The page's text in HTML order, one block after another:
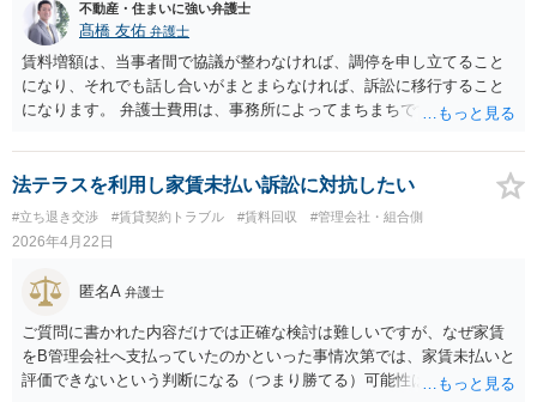
不動産・住まいに強い弁護士
髙橋 友佑 弁護士
賃料増額は、当事者間で協議が整わなければ、調停を申し立てること
になり、それでも話し合いがまとまらなければ、訴訟に移行すること
になります。 弁護士費用は、事務所によってまちまちですが、調停の
円以上としている事務所が多いように思います。これとは別途に、成
果に応じた成功報酬も発生します。 さらに、賃料増額調停では、イン
お、生成ＡＩは根拠資料とはできません）、訴訟では、不動産の適正
な賃料を鑑定するため、不動産鑑定士に鑑定を依頼することもあり、
物件の規模等にもよりますが、数十万円以上の鑑定料がかかる場合も
あります。 これらコストと、増額を受けられる賃料とを比較考量し
て、実際に手続きを進めていくのかご判断いただくことになります。
まずは、お近くの弁護士にご相談ください。
法テラスを利用し家賃未払い訴訟に対抗したい
#立ち退き交渉 #賃貸契約トラブル #賃料回収 #管理会社・組合側
2026年4月22日
匿名A 弁護士
ご質問に書かれた内容だけでは正確な検討は難しいですが、なぜ家賃
をB管理会社へ支払っていたのかといった事情次第では、家賃未払いと
評価できないという判断になる（つまり勝てる）可能性はあるように